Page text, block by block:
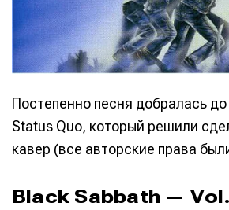
Постепенно песня добралась до
Status Quo, который решили
кавер (все авторские права
Black Sabbath —